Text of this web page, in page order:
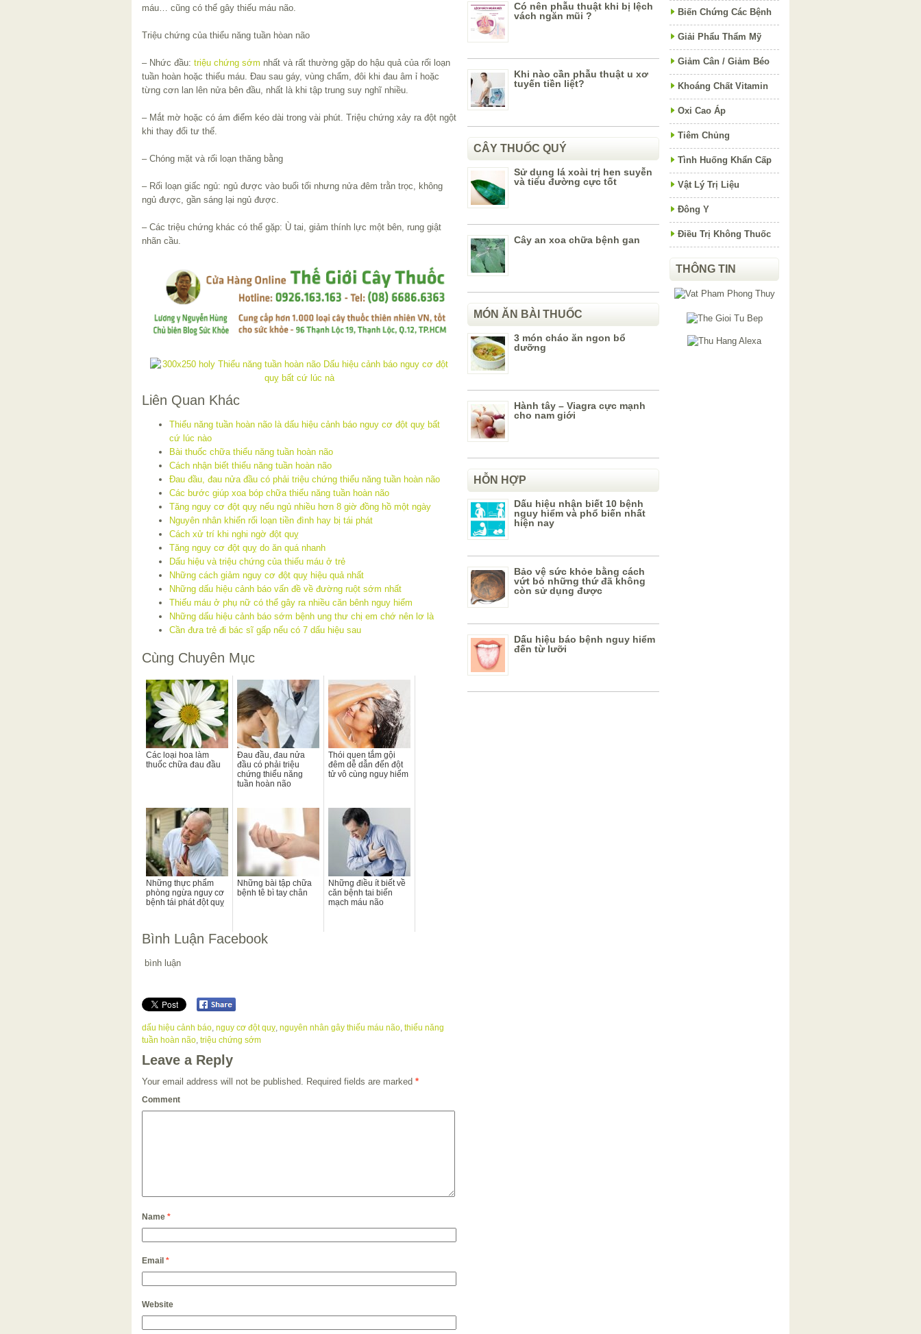
máu… cũng có thể gây thiếu máu não.
Triệu chứng của thiểu năng tuần hòan não
– Nhức đầu: triệu chứng sớm nhất và rất thường gặp do hậu quả của rối loạn
tuần hoàn hoặc thiếu máu. Đau sau gáy, vùng chẩm, đôi khi đau âm ỉ hoặc
từng cơn lan lên nửa bên đầu, nhất là khi tập trung suy nghĩ nhiều.
– Mắt mờ hoặc có ám điểm kéo dài trong vài phút. Triệu chứng xảy ra đột ngột
khi thay đổi tư thế.
– Chóng mặt và rối loạn thăng bằng
– Rối loạn giấc ngủ: ngủ được vào buổi tối nhưng nửa đêm trằn trọc, không
ngủ được, gần sáng lại ngủ được.
– Các triệu chứng khác có thể gặp: Ù tai, giảm thính lực một bên, rung giật
nhãn cầu.
Liên Quan Khác
Thiểu năng tuần hoàn não là dấu hiệu cảnh báo nguy cơ đột quỵ bất
cứ lúc nào
Bài thuốc chữa thiểu năng tuần hoàn não
Cách nhận biết thiểu năng tuần hoàn não
Đau đầu, đau nửa đầu có phải triệu chứng thiểu năng tuần hoàn não
Các bước giúp xoa bóp chữa thiểu năng tuần hoàn não
Tăng nguy cơ đột quỵ nếu ngủ nhiều hơn 8 giờ đồng hồ một ngày
Nguyên nhân khiến rối loạn tiền đình hay bị tái phát
Cách xử trí khi nghi ngờ đột quỵ
Tăng nguy cơ đột quỵ do ăn quá nhanh
Dấu hiệu và triệu chứng của thiếu máu ở trẻ
Những cách giảm nguy cơ đột quỵ hiệu quả nhất
Những dấu hiệu cảnh báo vấn đề về đường ruột sớm nhất
Thiếu máu ở phụ nữ có thể gây ra nhiều căn bênh nguy hiểm
Những dấu hiệu cảnh báo sớm bệnh ung thư chị em chớ nên lơ là
Cần đưa trẻ đi bác sĩ gấp nếu có 7 dấu hiệu sau
Cùng Chuyên Mục
Các loại hoa làm
thuốc chữa đau đầu
Đau đầu, đau nửa
đầu có phải triệu
chứng thiểu năng
tuần hoàn não
Thói quen tắm gội
đêm dễ dẫn đến đột
tử vô cùng nguy hiểm
Những thực phẩm
phòng ngừa nguy cơ
bệnh tái phát đột quỵ
Những bài tập chữa
bệnh tê bì tay chân
Những điều ít biết về
căn bệnh tai biến
mạch máu não
Bình Luận Facebook
bình luận
dấu hiệu cảnh báo, nguy cơ đột quỵ, nguyên nhân gây thiếu máu não, thiểu năng
tuần hoàn não, triệu chứng sớm
Leave a Reply
Your email address will not be published. Required fields are marked *
Comment
Name *
Email *
Website
Có nên phẫu thuật khi bị lệch
vách ngăn mũi ?
Khi nào cần phẫu thuật u xơ
tuyến tiền liệt?
CÂY THUỐC QUÝ
Sử dụng lá xoài trị hen suyễn
và tiểu đường cực tốt
Cây an xoa chữa bệnh gan
MÓN ĂN BÀI THUỐC
3 món cháo ăn ngon bổ
dưỡng
Hành tây – Viagra cực mạnh
cho nam giới
HỖN HỢP
Dấu hiệu nhận biết 10 bệnh
nguy hiểm và phổ biến nhất
hiện nay
Bảo vệ sức khỏe bằng cách
vứt bỏ những thứ đã không
còn sử dụng được
Dấu hiệu báo bệnh nguy hiểm
đến từ lưỡi
Biến Chứng Các Bệnh
Giải Phẩu Thẩm Mỹ
Giảm Cân / Giảm Béo
Khoáng Chất Vitamin
Oxi Cao Áp
Tiêm Chủng
Tình Huống Khẩn Cấp
Vật Lý Trị Liệu
Đông Y
Điều Trị Không Thuốc
THÔNG TIN